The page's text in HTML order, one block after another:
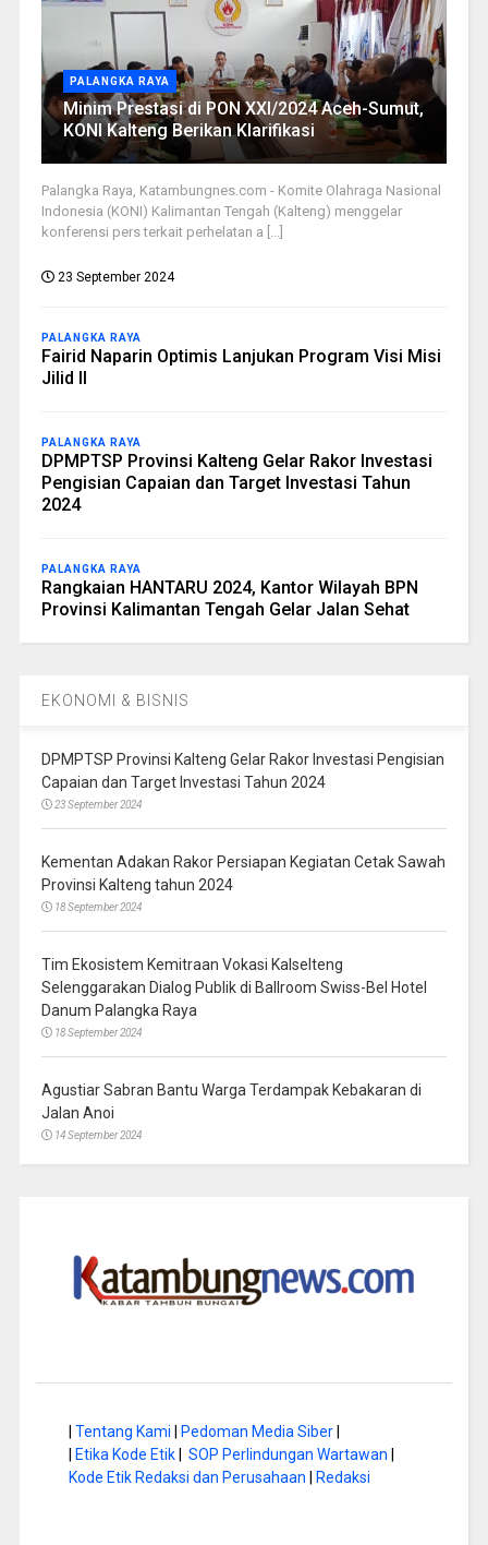
PALANGKA RAYA
Minim Prestasi di PON XXI/2024 Aceh-Sumut,
KONI Kalteng Berikan Klarifikasi
Palangka Raya, Katambungnes.com - Komite Olahraga Nasional
Indonesia (KONI) Kalimantan Tengah (Kalteng) menggelar
konferensi pers terkait perhelatan a [...]
23 September 2024
PALANGKA RAYA
Fairid Naparin Optimis Lanjukan Program Visi Misi
Jilid II
PALANGKA RAYA
DPMPTSP Provinsi Kalteng Gelar Rakor Investasi
Pengisian Capaian dan Target Investasi Tahun
2024
PALANGKA RAYA
Rangkaian HANTARU 2024, Kantor Wilayah BPN
Provinsi Kalimantan Tengah Gelar Jalan Sehat
EKONOMI & BISNIS
DPMPTSP Provinsi Kalteng Gelar Rakor Investasi Pengisian
Capaian dan Target Investasi Tahun 2024
23 September 2024
Kementan Adakan Rakor Persiapan Kegiatan Cetak Sawah
Provinsi Kalteng tahun 2024
18 September 2024
Tim Ekosistem Kemitraan Vokasi Kalselteng
Selenggarakan Dialog Publik di Ballroom Swiss-Bel Hotel
Danum Palangka Raya
18 September 2024
Agustiar Sabran Bantu Warga Terdampak Kebakaran di
Jalan Anoi
14 September 2024
Tentang Kami Pedoman Media Siber|
Etika Kode Etik| SOP Perlindungan Wartawan
Kode Etik Redaksi dan Perusahaan
Redaksi